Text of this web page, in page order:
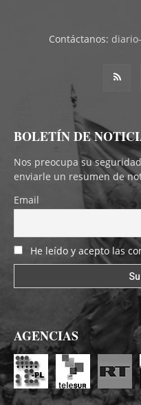
Contáctanos:
BOLETÍN DE
Nos preocupa su
enviarle un resumen de
Email
He leído y acepto las
AGENCIAS